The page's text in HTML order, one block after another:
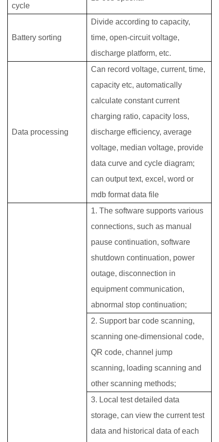
cycle
Battery sorting
Divide according to capacity,
time, open-circuit voltage,
discharge platform, etc.
Data processing
Can record voltage, current, time,
capacity etc, automatically
calculate constant current
charging ratio, capacity loss,
discharge efficiency, average
voltage, median voltage, provide
data curve and cycle diagram;
can output text, excel, word or
mdb format data file
1. The software supports various
connections, such as manual
pause continuation, software
shutdown continuation, power
outage, disconnection in
equipment communication,
abnormal stop continuation;
2. Support bar code scanning,
scanning one-dimensional code,
QR code, channel jump
scanning, loading scanning and
other scanning methods;
3. Local test detailed data
storage, can view the current test
data and historical data of each